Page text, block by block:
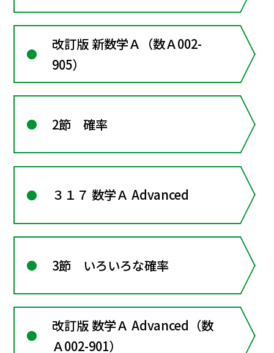
改訂版 新数学Ａ（数Ａ002-
905）
2節 確率
３１７ 数学Ａ Advanced
3節 いろいろな確率
改訂版 数学Ａ Advanced（数
Ａ002-901）